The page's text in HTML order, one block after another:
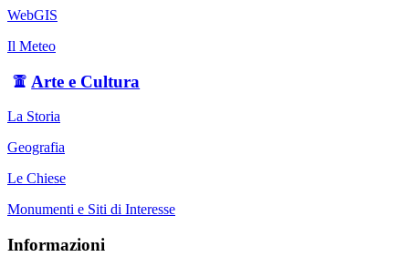
WebGIS
Il Meteo
Arte e Cultura
La Storia
Geografia
Le Chiese
Monumenti e Siti di Interesse
Informazioni